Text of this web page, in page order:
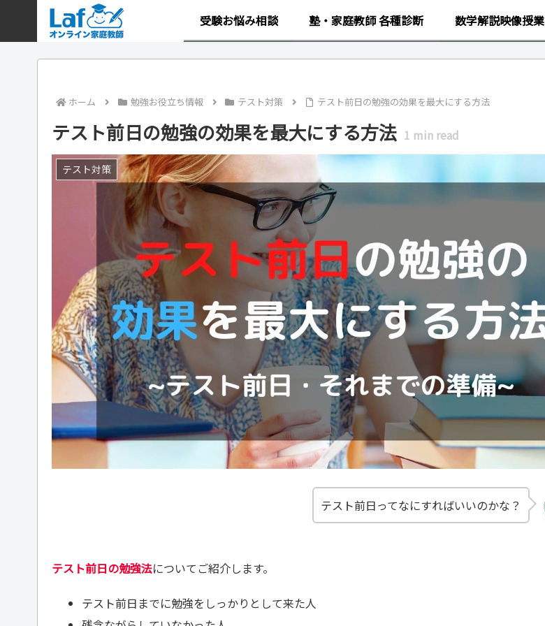
受験お悩み相談 塾・家庭教師 各種診断 数学解説映像授業
ホーム 勉強お役立ち情報 テスト対策 テスト前日の勉強の効果を最大にする方法
テスト前日の勉強の効果を最大にする方法 1 min read
テスト対策
テスト前日ってなにすればいいのかな？
テスト前日の勉強法についてご紹介します。
テスト前日までに勉強をしっかりとして来た人